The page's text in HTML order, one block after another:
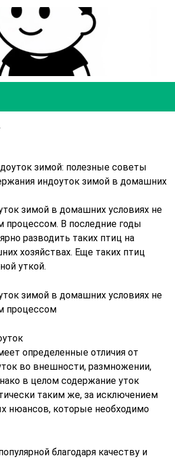
зимой: полезные советы
индоуток зимой в домашних
зимой в домашних условиях не
процессом. В последние годы
разводить таких птиц на
хозяйствах. Еще таких птиц
уткой.
зимой в домашних условиях не
процессом
определенные отличия от
во внешности, размножении,
в целом содержание уток
таким же, за исключением
нюансов, которые необходимо
благодаря качеству и